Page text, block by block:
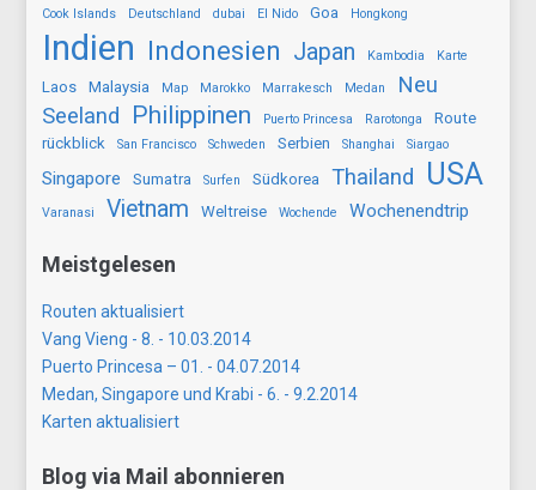
Cook Islands Deutschland dubai El Nido Goa Hongkong
Indien Indonesien Japan Kambodia Karte
Laos Malaysia Map Marokko Marrakesch Medan
Neu
Seeland Philippinen Puerto Princesa Rarotonga
Route
rückblick
San Francisco Schweden Serbien Shanghai Siargao
Singapore Sumatra Surfen Südkorea Thailand USA
Varanasi Vietnam Weltreise Wochende Wochenendtrip
Meistgelesen
Routen aktualisiert
Vang Vieng - 8. - 10.03.2014
Puerto Princesa – 01. - 04.07.2014
Medan, Singapore und Krabi - 6. - 9.2.2014
Karten aktualisiert
Blog via Mail abonnieren